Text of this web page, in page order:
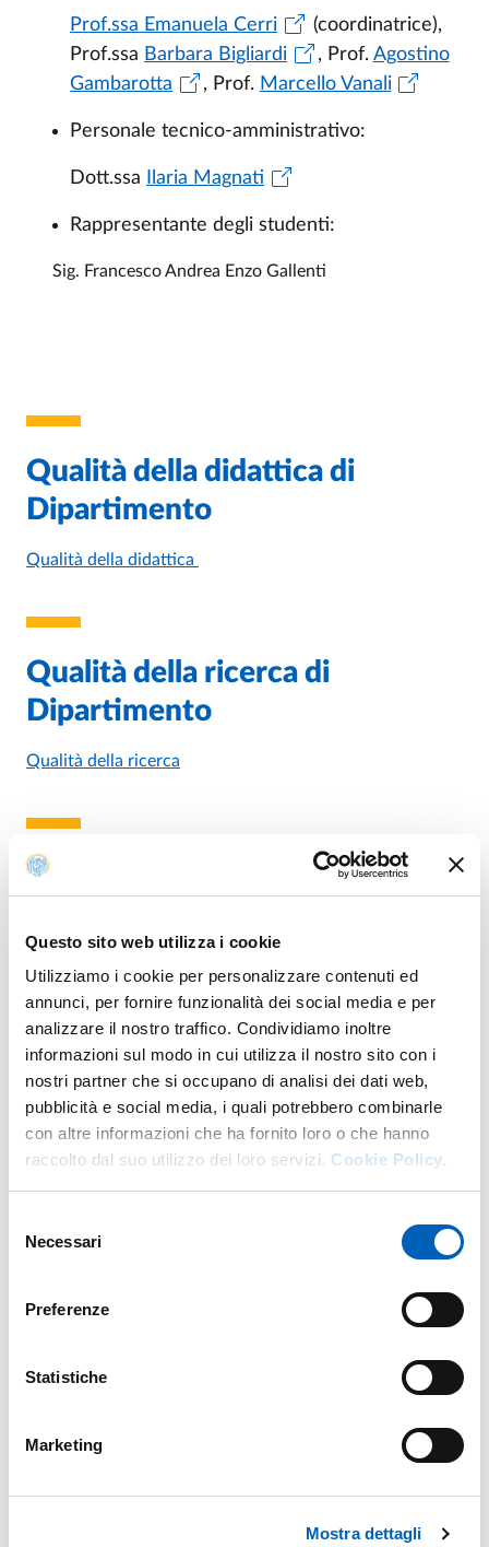
Questo sito web utilizza i cookie
Utilizziamo i cookie per personalizzare contenuti ed
annunci, per fornire funzionalità dei social media e per
analizzare il nostro traffico. Condividiamo inoltre
informazioni sul modo in cui utilizza il nostro sito con i
nostri partner che si occupano di analisi dei dati web,
pubblicità e social media, i quali potrebbero combinarle
con altre informazioni che ha fornito loro o che hanno
raccolto dal suo utilizzo dei loro servizi. Cookie Policy.
delNecessari
Preferenze
Statistiche
Marketing
Mostra dettagli
Prof.ssa Emanuela Cerri
(coordinatrice),
Prof.ssa Barbara Bigliardi , Prof. Agostino
Gambarotta
, Prof. Marcello Vanali
Personale tecnico-amministrativo:
Dott.ssa Ilaria Magnati
Rappresentante degli studenti:
Sig. Francesco Andrea Enzo Gallenti
Qualità della didattica di
Dipartimento
Qualità della didattica
Qualità della ricerca di
Dipartimento
Qualità della ricerca
Obiettivi annuali di
- Ogni anno il PQD definisce gli
obiettivi di Assicurazione della
Qualità (AQ) del Dipartimento;
tali obiettivi devono discendere
da quelli di Ateneo.
Obiettivi AQ del Dipartimento
Obiettivi assicurazione della qualità 2025
___________________________
Linee Guida per il funzionamento del PQD